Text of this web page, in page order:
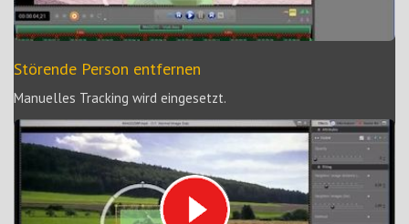
Störende Person entfernen
Manuelles Tracking wird eingesetzt.